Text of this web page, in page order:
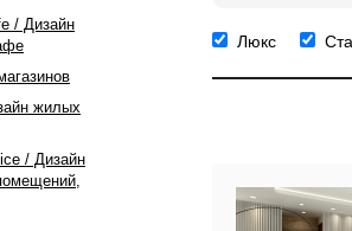
/ Дизайн
жилых
/ Дизайн
Люкс